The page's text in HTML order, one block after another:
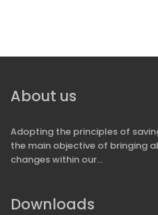
About us
Adopting the principles of
the main objective of bringing
changes within our...
Downloads